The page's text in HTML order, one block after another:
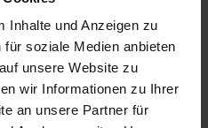
Inhalte und Anzeigen zu
soziale Medien anbieten
unsere Website zu
wir Informationen zu Ihrer
an unsere Partner für
optimierten
maximale
kg zugelassen.